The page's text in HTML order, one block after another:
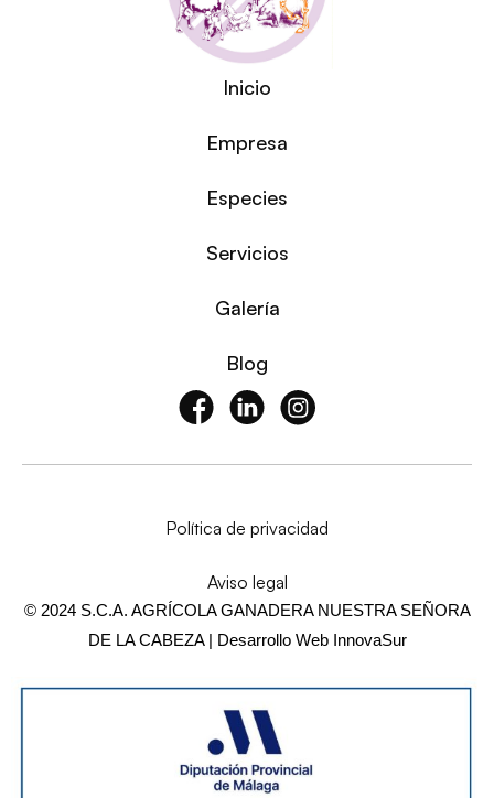
Inicio
Empresa
Especies
Servicios
Galería
Blog
© 2024 S.C.A. AGRÍCOLA GANADERA NUESTRA SEÑORA
DE LA CABEZA | Desarrollo Web InnovaSur
Política de privacidad
Aviso legal